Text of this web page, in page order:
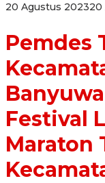
20 Agustus 202320
Pemdes
Festival
Maraton